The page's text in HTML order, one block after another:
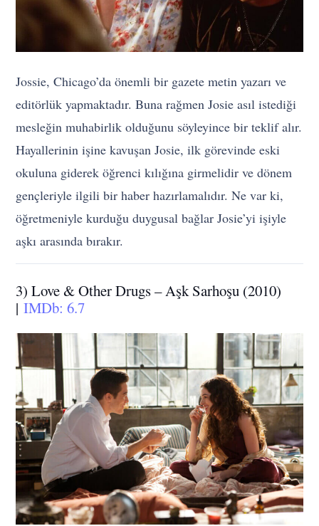
Jossie, Chicago’da önemli bir gazete metin yazarı ve
editörlük yapmaktadır. Buna rağmen Josie asıl istediği
mesleğin muhabirlik olduğunu söyleyince bir teklif alır.
Hayallerinin işine kavuşan Josie, ilk görevinde eski
okuluna giderek öğrenci kılığına girmelidir ve dönem
gençleriyle ilgili bir haber hazırlamalıdır. Ne var ki,
öğretmeniyle kurduğu duygusal bağlar Josie’yi işiyle
aşkı arasında bırakır.
3) Love & Other Drugs – Aşk Sarhoşu (2010)
|IMDb: 6.7